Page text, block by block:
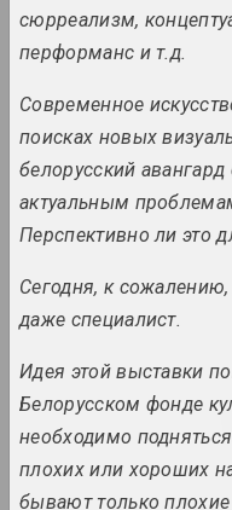
сюрреализм,
перформанс и т.д.
Современное
поисках новых
белорусский авангард
актуальным
Перспективно ли это
Сегодня, к
даже специалист.
Идея этой выставки
Белорусском фонде
необходимо
плохих или хороших
бывают только